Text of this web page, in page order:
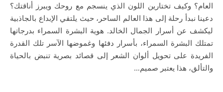
العام؟ وكيف تختارين اللون الذي ينسجم مع روحك ويبرز أناقتك؟
دعينا نبدأ رحلة إلى هذا العالم الساحر، حيث يلتقي الإبداع بالجاذبية
ليكشف عن أسرار الجمال الخالد. هوية البشرة السمراء بدرجاتها
تمتلك البشرة السمراء، بأسرار دفئها وغموضها الآسر تلك القدرة
الفريدة على تحويل ألوان الشعر إلى قصائد بصرية تنبض بالحياة
والتألق، هذا يعتبر صميم…